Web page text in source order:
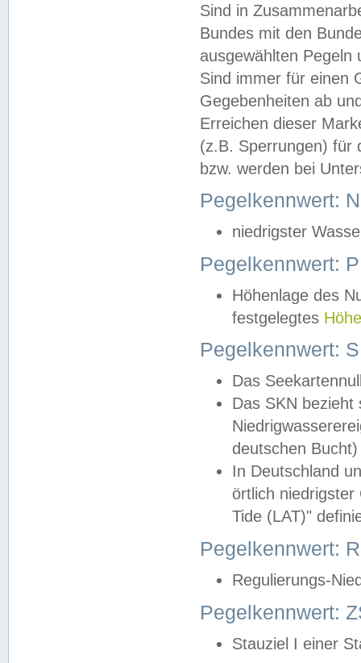
Sind in
Bundes mit den
ausgewählten
Sind immer für einen
Gegebenheiten ab
Erreichen dieser
(z.B. Sperrungen) für
bzw. werden bei
Pegelkennwert:
niedrigster
Pegelkennwert:
Höhenlage des
festgelegtes
Pegelkennwert:
Das
Das SKN
deutschen
In Deutschland
örtlich
Tide (LAT)"
Pegelkennwert:
Regulierungs-
Pegelkennwert:
Stauziel I einer